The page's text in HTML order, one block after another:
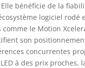
bénéficie de la
logiciel rodé
le Motion
son
concurrentes
à des prix proches,